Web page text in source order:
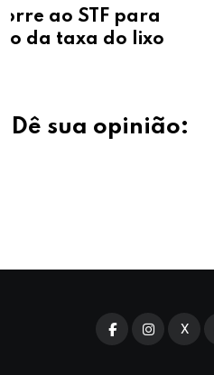
Wilson Capote
Teresina e
Dê sua opinião:
X